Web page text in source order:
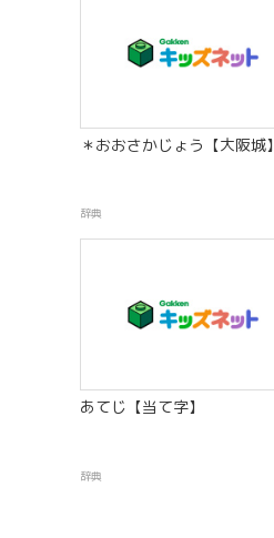
＊おおさかじょう【大阪城】
辞典
あてじ【当て字】
辞典